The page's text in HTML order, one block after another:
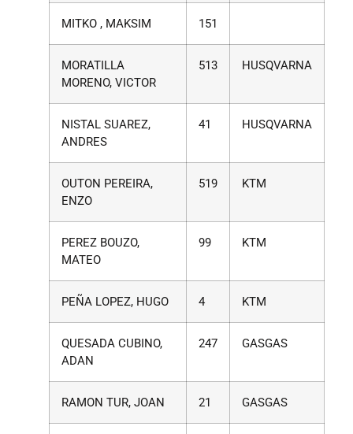
MITKO , MAKSIM 151
MORATILLA
MORENO, VICTOR
513 HUSQVARNA
NISTAL SUAREZ,
ANDRES
41 HUSQVARNA
OUTON PEREIRA,
ENZO
519 KTM
PEREZ BOUZO,
MATEO
99 KTM
PEÑA LOPEZ, HUGO 4 KTM
QUESADA CUBINO,
ADAN
247 GASGAS
RAMON TUR, JOAN 21 GASGAS